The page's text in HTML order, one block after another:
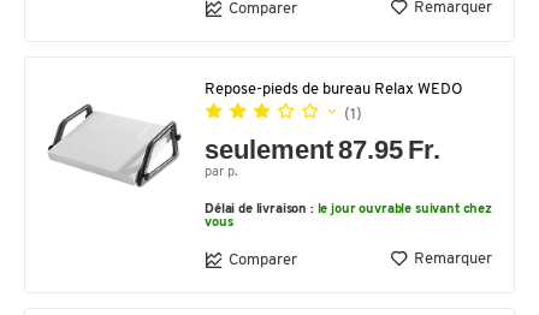
Comparer Remarquer
Repose-pieds de bureau Relax WEDO
(1)
seulement 87.95 Fr.
par p.
Délai de livraison : le jour ouvrable suivant chez
vous
Comparer Remarquer